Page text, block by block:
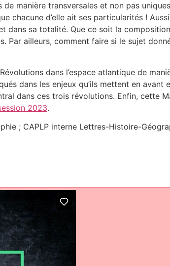
manière transversales et non pas
chacune d’elle ait ses particularités !
sa totalité. Que ce soit la
Par ailleurs, comment faire si le sujet
dans l’espace atlantique de
dans les enjeux qu’ils mettent en
dans ces trois révolutions. Enfin, cette
2023.
; CAPLP interne Lettres-Histoire-